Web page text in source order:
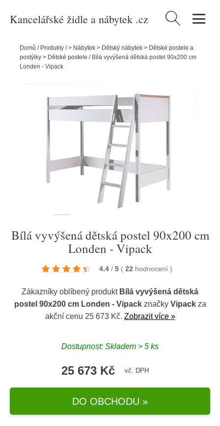
Kancelářské židle a nábytek .cz Vyhledávání
Domů / Produkty /> Nábytek > Dětský nábytek > Dětské postele a
postýlky > Dětské postele / Bílá vyvýšená dětská postel 90x200 cm
Londen - Vipack
Bílá vyvýšená dětská postel 90x200 cm
Londen - Vipack
4.4 / 5 ( 22 hodnocení )
Zákazníky oblíbený produkt Bílá vyvýšená dětská
postel 90x200 cm Londen - Vipackznačky Vipackza
akční cenu 25 673 Kč. Zobrazit více »
Dostupnost: Skladem > 5 ks
25 673 Kč vč. DPH
DO OBCHODU »